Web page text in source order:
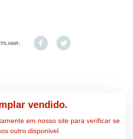
vendido.
em nosso site para verificar se
outro disponivel.